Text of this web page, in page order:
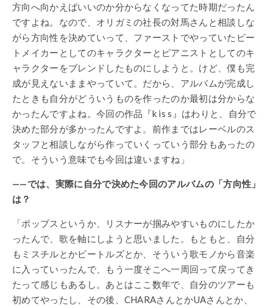
方向へ向かえばいいのか分からなくなってた時期だったん
ですよね。なので、オリガミの社長の対馬さんと相談しな
がら方向性を決めていって、ファーストでやっていたビー
トメイカーとしてのキャラクターとピアニストとしてのキ
ャラクターをブレンドしたものにしようと。けど、僕も完
成が見えないままやっていて。だから、アルバムが完成し
たときも自分がどういうものを作ったのか最初は分からな
かったんですよね。今回の作品『k is s』はわりと、自分で
決めた部分が多かったんですよ。前作まではレーベルのス
タッフと相談しながら作っていくっていう部分もあったの
で。そういう意味でも今回は違いますね」
——では、実際に自分で決めた今回のアルバムの「方向性」
は？
「ポップスというか、リスナーが掴みやすいものにしたか
ったんで、歌を軸にしようと思いました。もともと、自分
もミスチルとかビートルズとか、そういう歌モノから音楽
に入っていったんで、もう一度そこへ一周回って戻ってき
たって感じもあるし。あとはここ数年で、自分のツアーも
初めてやったし、その後、CHARAさんとかUAさんとか、